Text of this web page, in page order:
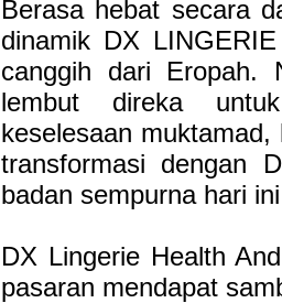
Berasa hebat secara
dinamik DX
canggih dari Eropah.
lembut direka
keselesaan
transformasi dengan
badan sempurna hari
DX Lingerie Health
pasaran mendapat